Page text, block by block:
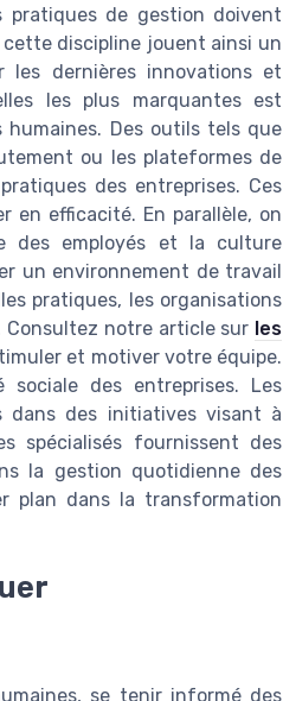
pratiques de gestion doivent
discipline jouent ainsi un
dernières innovations et
les plus marquantes est
Des outils tels que
ou les plateformes de
des entreprises. Ces
en efficacité. En parallèle, on
des employés et la culture
un environnement de travail
pratiques, les organisations
notre article sur les
et motiver votre équipe.
des entreprises. Les
dans des initiatives visant à
spécialisés fournissent des
la gestion quotidienne des
plan dans la transformation
se tenir informé des